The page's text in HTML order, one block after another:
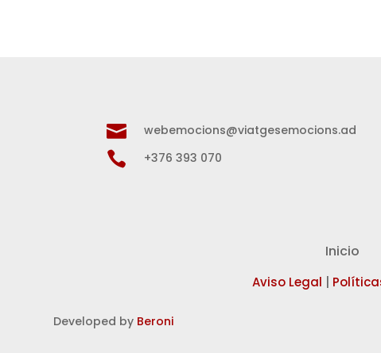
 webemocions@viatgesemocions.ad
 +376 393 070
Inicio
Aviso Legal
Developed by Beroni